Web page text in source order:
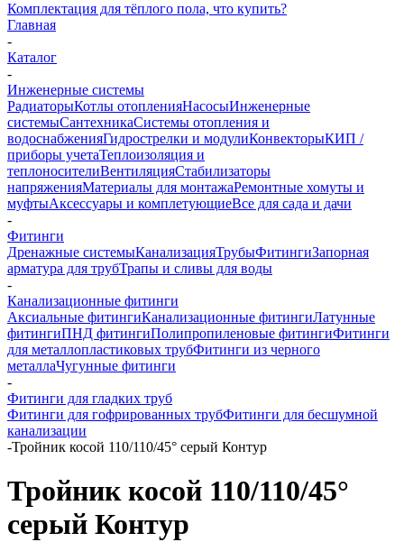
Комплектация для тёплого пола, что купить?
Главная
-
Каталог
-
Инженерные системы
РадиаторыКотлы отопленияНасосыИнженерные
системыСантехникаСистемы отопления и
водоснабженияГидрострелки и модулиКонвекторыКИП /
приборы учетаТеплоизоляция и
теплоносителиВентиляцияСтабилизаторы
напряженияМатериалы для монтажаРемонтные хомуты и
муфтыАксессуары и комплетующиеВсе для сада и дачи
-
Фитинги
Дренажные системыКанализацияТрубыФитингиЗапорная
арматура для трубТрапы и сливы для воды
-
Канализационные фитинги
Аксиальные фитингиКанализационные фитингиЛатунные
фитингиПНД фитингиПолипропиленовые фитингиФитинги
для металлопластиковых трубФитинги из черного
металлаЧугунные фитинги
-
Фитинги для гладких труб
Фитинги для гофрированных трубФитинги для бесшумной
канализации
-Тройник косой 110/110/45° серый Контур
Тройник косой 110/110/45°
серый Контур